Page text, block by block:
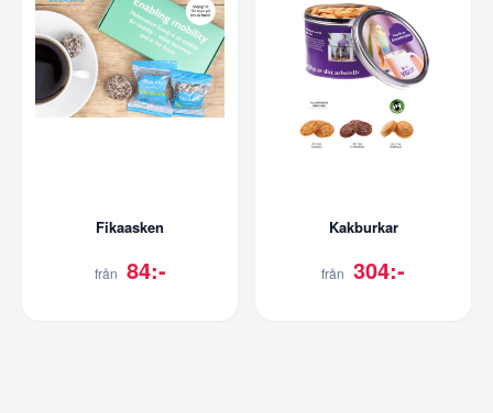
Fikaasken
från 84:-
Kakburkar
från 304:-